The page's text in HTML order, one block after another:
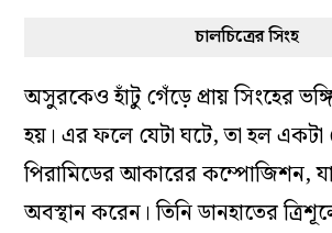
চালচিত্রের সিংহ
অসুরকেও হাঁটু গেঁড়ে প্রায় সিংহের
হয়। এর ফলে যেটা ঘটে, তা হল
পিরামিডের আকারের কম্পোজিশন, যার
অবস্থান করেন। তিনি ডানহাতের